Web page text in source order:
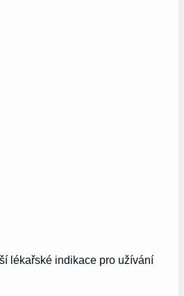
lékařské indikace pro užívání